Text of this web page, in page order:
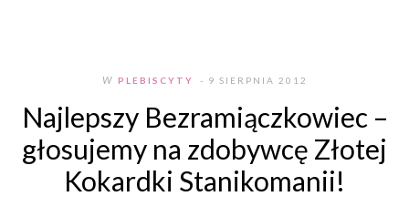
W PLEBISCYTY - 9 SIERPNIA 2012
Najlepszy Bezramiączkowiec –
głosujemy na zdobywcę Złotej
Kokardki Stanikomanii!